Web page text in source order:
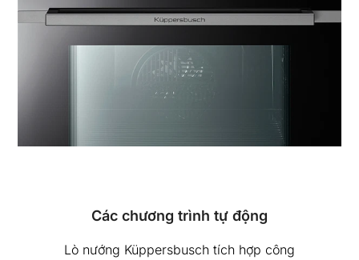
Các chương trình tự động
Lò nướng Küppersbusch tích hợp công